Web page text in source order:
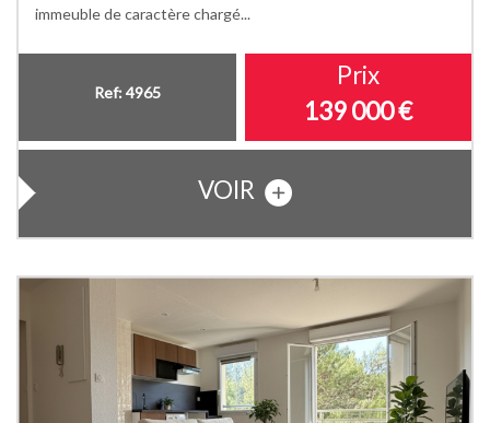
immeuble de caractère chargé...
Ref: 4965
Prix
139 000€
VOIR